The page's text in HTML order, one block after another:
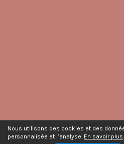
Nous utilisons des cookies et des
personnalisée et l’analyse. En savoir plus.